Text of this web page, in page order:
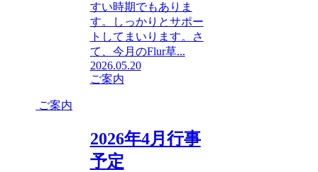
すい時期でもありま
す。しっかりとサポー
トしてまいります。さ
て、今月のFlur草...
2026.05.20
ご案内
ご案内
2026年4月行事
予定